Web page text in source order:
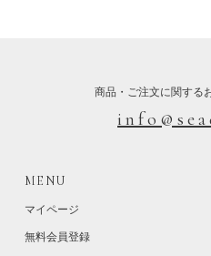
商品・ご注文に関する
MENU
マイページ
無料会員登録